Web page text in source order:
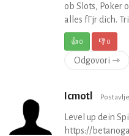
ob Slots, Poker
alles fГјr dich.
👍0 👎0
Odgovori ⇾
Icmotl
Level up dein
https://